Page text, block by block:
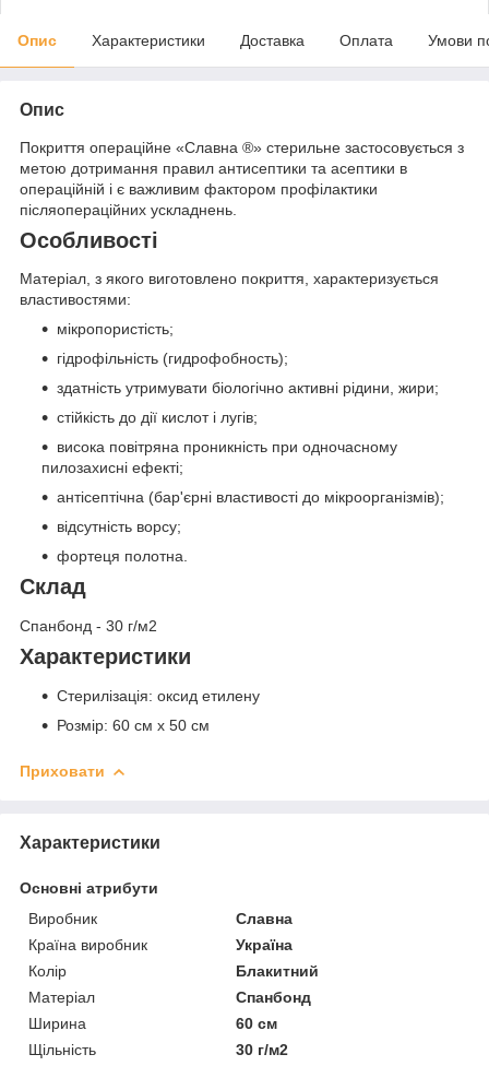
Опис Характеристики Доставка Оплата Умови
Опис
Покриття операційне «Славна ®» стерильне застосовується з
метою дотримання правил антисептики та асептики в
операційній і є важливим фактором профілактики
післяопераційних ускладнень.
Особливості
Матеріал, з якого виготовлено покриття, характеризується
властивостями:
мікропористість;
гідрофільність (гидрофобность);
здатність утримувати біологічно активні рідини, жири;
стійкість до дії кислот і лугів;
висока повітряна проникність при одночасному
пилозахисні ефекті;
антісептічна (бар'єрні властивості до мікроорганізмів);
відсутність ворсу;
фортеця полотна.
Склад
Спанбонд - 30 г/м2
Характеристики
Стерилізація: оксид етилену
Розмір: 60 см x 50 см
Приховати
Характеристики
Основні атрибути
Виробник
Славна
Країна виробник
Україна
Колір
Блакитний
Матеріал
Спанбонд
Ширина
60 см
Щільність
30 г/м2